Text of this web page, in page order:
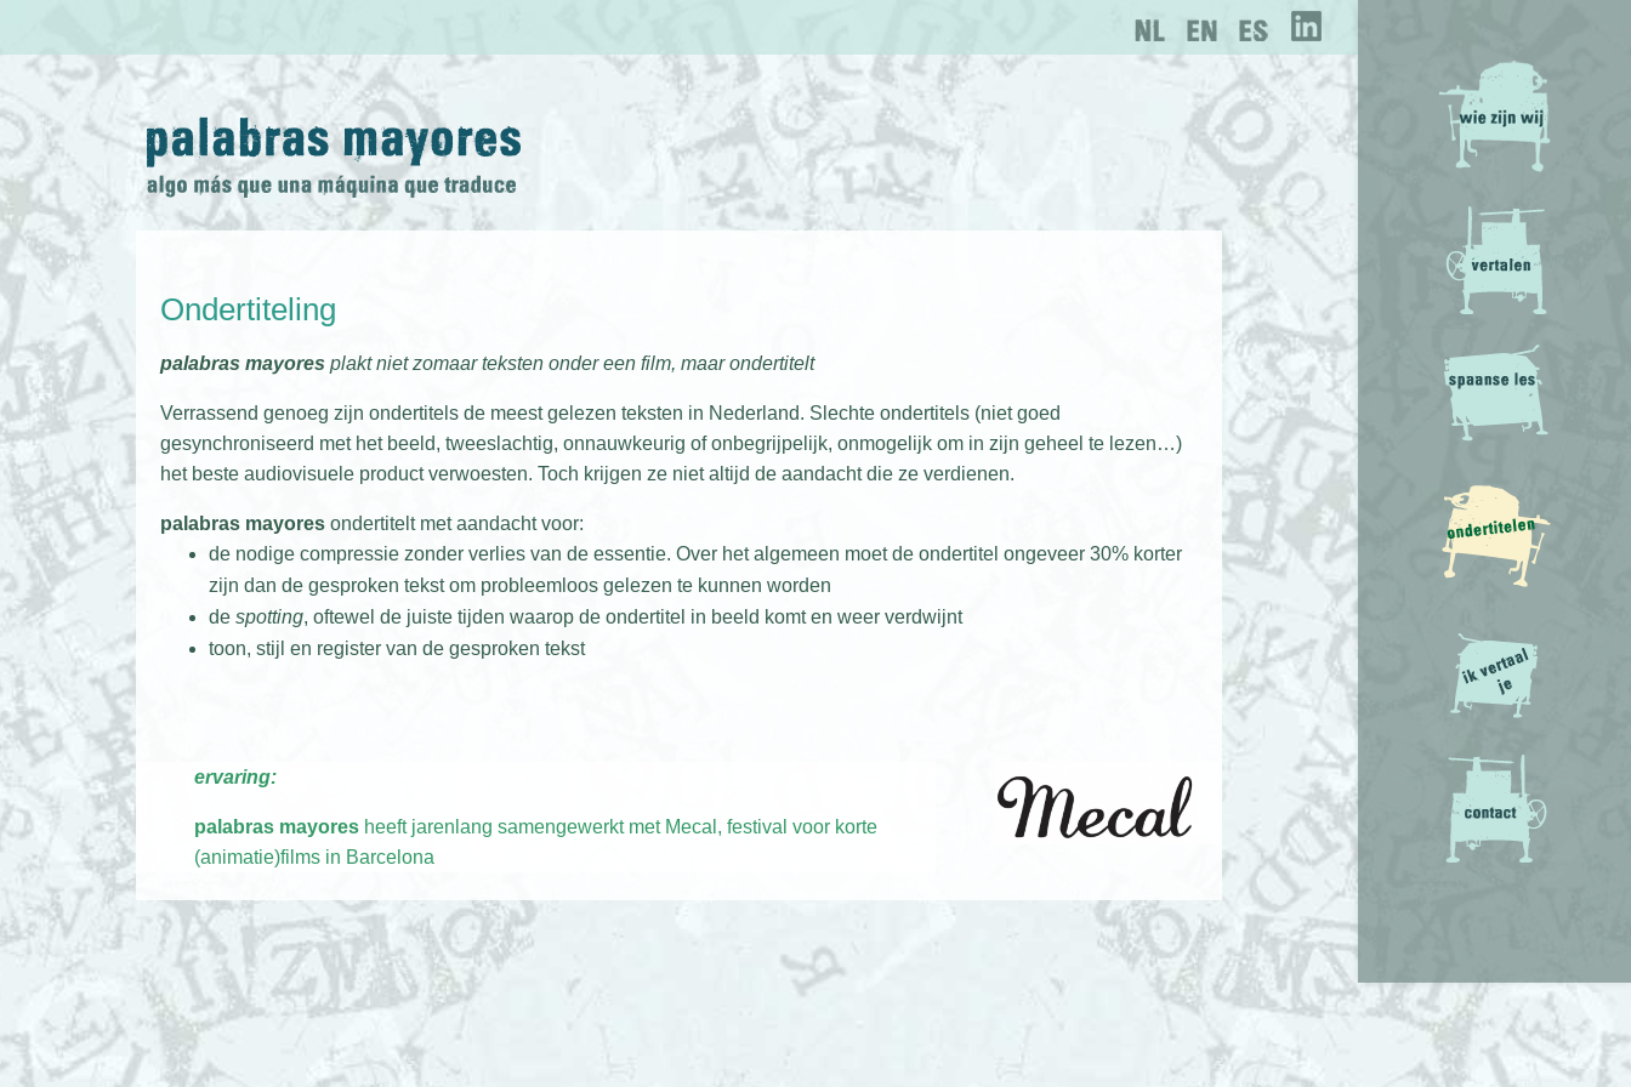
Ondertiteling
palabras mayores plakt niet zomaar teksten onder een film, maar ondertitelt
Verrassend genoeg zijn ondertitels de meest gelezen teksten in Nederland. Slechte ondertitels (niet goed
gesynchroniseerd met het beeld, tweeslachtig, onnauwkeurig of onbegrijpelijk, onmogelijk om in zijn geheel te lezen…)
het beste audiovisuele product verwoesten. Toch krijgen ze niet altijd de aandacht die ze verdienen.
palabras mayoresondertitelt met aandacht voor:
de nodige compressie zonder verlies van de essentie. Over het algemeen moet de ondertitel ongeveer 30% korter
zijn dan de gesproken tekst om probleemloos gelezen te kunnen worden
de spotting, oftewel de juiste tijden waarop de ondertitel in beeld komt en weer verdwijnt
toon, stijl en register van de gesproken tekst
ervaring:
palabras mayoresheeft jarenlang samengewerkt met Mecal, festival voor korte
(animatie)films in Barcelona